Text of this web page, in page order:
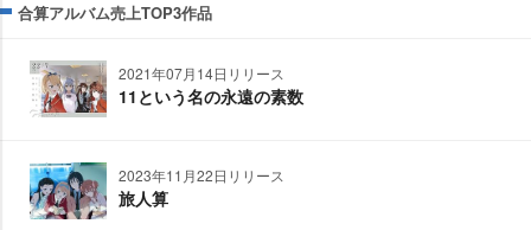
合算アルバム売上TOP3作品
2021年07月14日リリース
11という名の永遠の素数
2023年11月22日リリース
旅人算